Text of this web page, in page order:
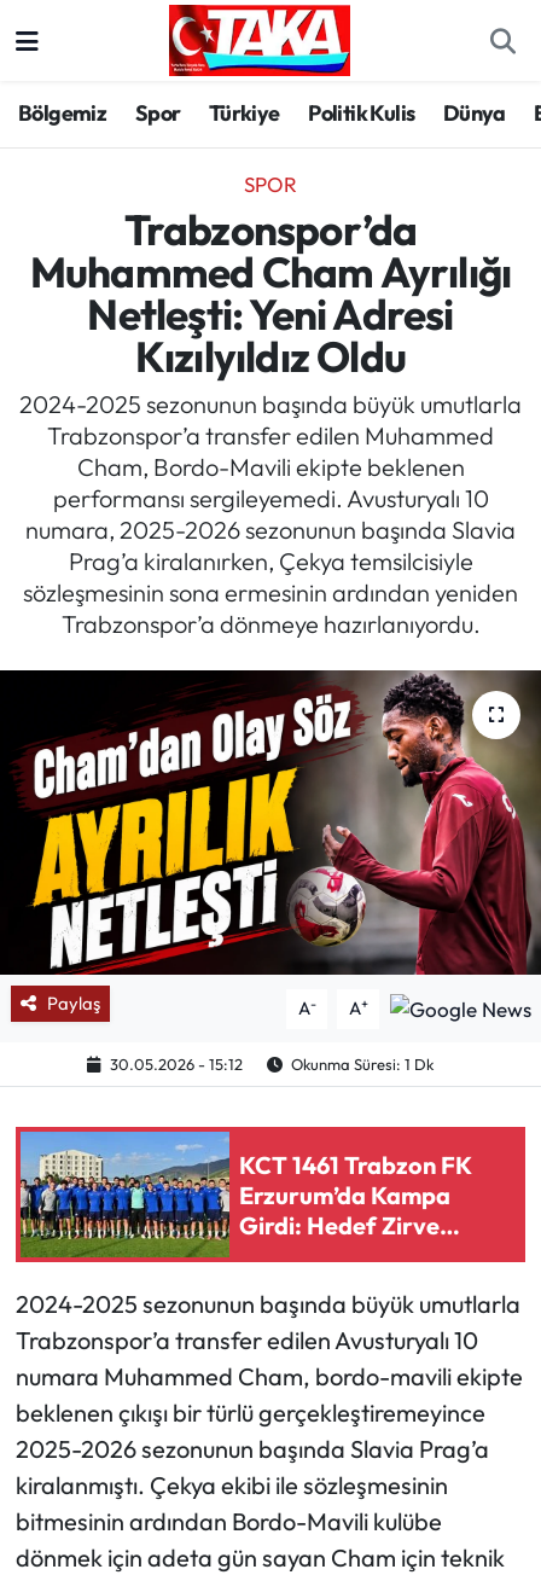
Bölgemiz Spor Türkiye Politik Kulis Dünya
SPOR
Trabzonspor’da
Muhammed Cham Ayrılığı
Netleşti: Yeni Adresi
Kızılyıldız Oldu
2024-2025 sezonunun başında büyük umutlarla
Trabzonspor’a transfer edilen Muhammed
Cham, Bordo-Mavili ekipte beklenen
performansı sergileyemedi. Avusturyalı 10
numara, 2025-2026 sezonunun başında Slavia
Prag’a kiralanırken, Çekya temsilcisiyle
sözleşmesinin sona ermesinin ardından yeniden
Trabzonspor’a dönmeye hazırlanıyordu.
Paylaş A- A+
30.05.2026 - 15:12 Okunma Süresi: 1 Dk
KCT 1461 Trabzon FK
Erzurum’da Kampa
Girdi: Hedef Zirve
Yarışına Hazır Başlamak
2024-2025 sezonunun başında büyük umutlarla
Trabzonspor’a transfer edilen Avusturyalı 10
numara Muhammed Cham, bordo-mavili ekipte
beklenen çıkışı bir türlü gerçekleştiremeyince
2025-2026 sezonunun başında Slavia Prag’a
kiralanmıştı. Çekya ekibi ile sözleşmesinin
bitmesinin ardından Bordo-Mavili kulübe
dönmek için adeta gün sayan Cham için teknik
Spor
Türkiye
Kültür/Sanat
Politika
Politik Kulis
Dünya
Magazin
Mektup Galeri
Manşet
Köşe Yazıları
Karikatür Galeri
BIK
ASTROLOJİ
Spor Yazıları
Mektup Galeri
Ekonomi
Sağlık
Turizm
Trabzon Hava Durumu
Trabzon Trafik Yoğunluk Haritası
Süper Lig Puan Durumu ve Fikstür
Tüm Manşetler
Son Dakika Haberleri
Haber Arşivi